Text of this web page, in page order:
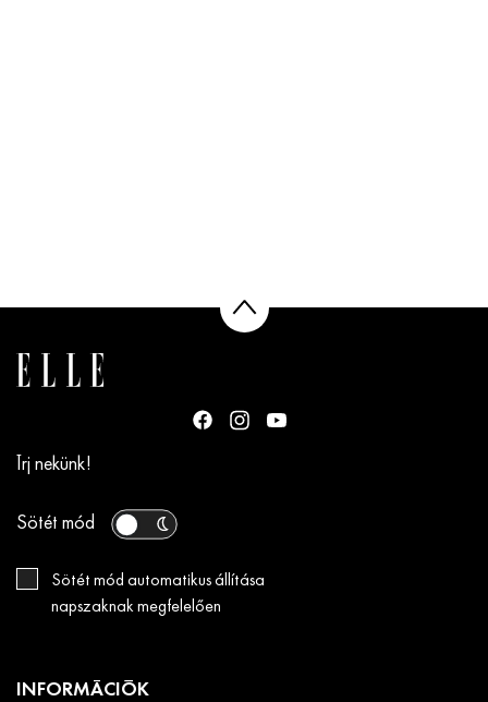
Írj nekünk!
Sötét mód
Sötét mód automatikus állítása
napszaknak megfelelően
INFORMÁCIÓK